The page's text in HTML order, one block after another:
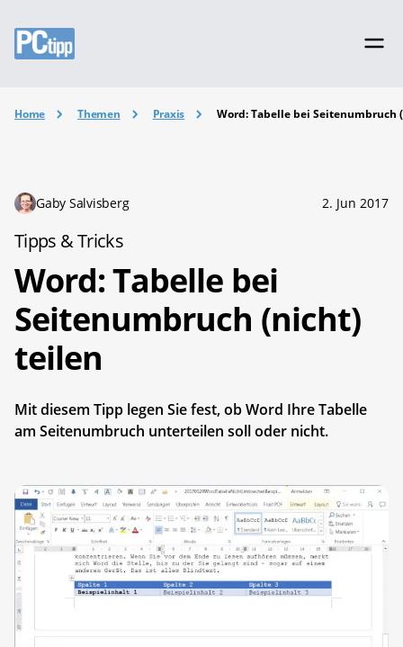
Home Themen Praxis Word: Tabelle bei Seitenumbruch
Gaby Salvisberg 2. Jun 2017
Tipps & Tricks
Word: Tabelle bei
Seitenumbruch (nicht)
teilen
Mit diesem Tipp legen Sie fest, ob Word Ihre Tabelle
am Seitenumbruch unterteilen soll oder nicht.